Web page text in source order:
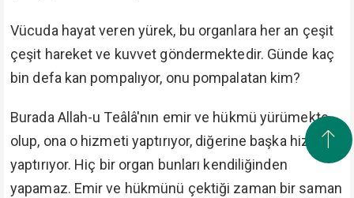
Vücuda hayat veren yürek, bu organlara her an çeşit
çeşit hareket ve kuvvet göndermektedir. Günde kaç
bin defa kan pompalıyor, onu pompalatan kim?
Burada Allah-u Teâlâ'nın emir ve hükmü yürümekte
olup, ona o hizmeti yaptırıyor, diğerine başka hizmeti
yaptırıyor. Hiç bir organ bunları kendiliğinden
yapamaz. Emir ve hükmünü çektiği zaman bir saman